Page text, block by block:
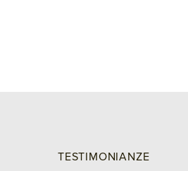
TESTIMONIANZE